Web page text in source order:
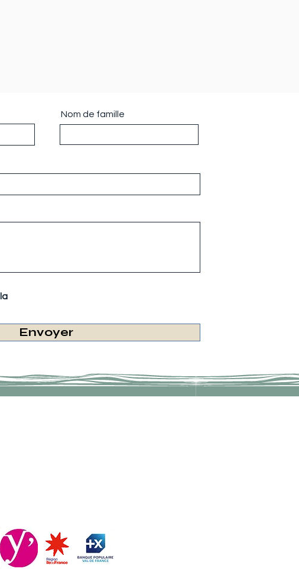
Nom de famille
Envoyer